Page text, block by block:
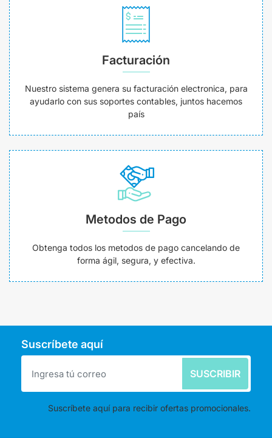
Facturación
Nuestro sistema genera su facturación electronica, para
ayudarlo con sus soportes contables, juntos hacemos
país
Metodos de Pago
Obtenga todos los metodos de pago cancelando de
forma ágil, segura, y efectiva.
Suscríbete aquí
SUSCRIBIR
Suscríbete aquí para recibir ofertas promocionales.